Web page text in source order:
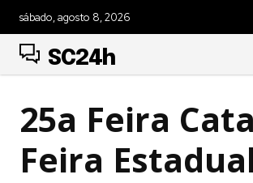
sábado, agosto 8, 2026
SC24h
25a Feira
Feira